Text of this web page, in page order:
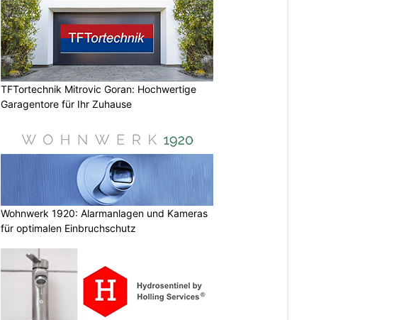
TFTortechnik Mitrovic Goran: Hochwertige
Garagentore für Ihr Zuhause
Wohnwerk 1920: Alarmanlagen und Kameras
für optimalen Einbruchschutz